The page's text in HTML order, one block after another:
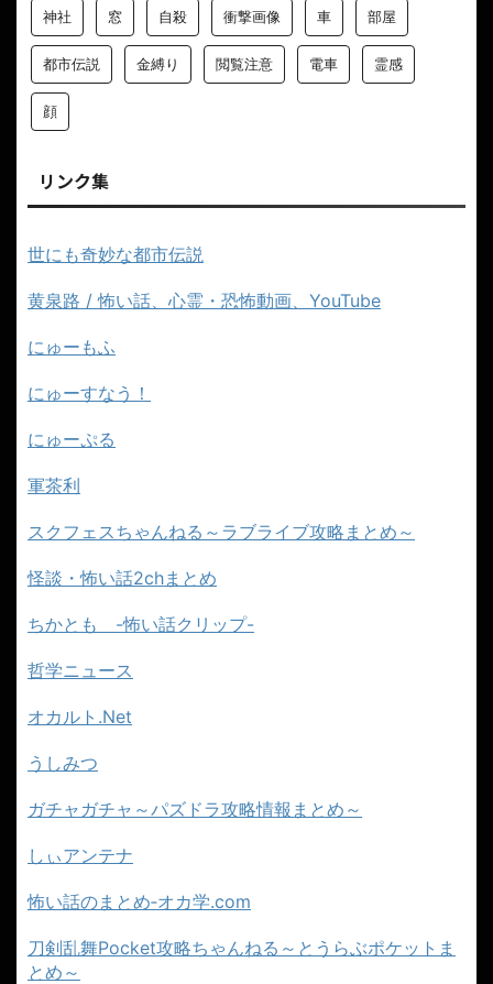
神社 窓 自殺 衝撃画像 車 部屋
都市伝説 金縛り 閲覧注意 電車 霊感
顔
リンク集
世にも奇妙な都市伝説
黄泉路 / 怖い話、心霊・恐怖動画、YouTube
にゅーもふ
にゅーすなう！
にゅーぷる
軍茶利
スクフェスちゃんねる～ラブライブ攻略まとめ～
怪談・怖い話2chまとめ
ちかとも -怖い話クリップ-
哲学ニュース
オカルト.Net
うしみつ
ガチャガチャ～パズドラ攻略情報まとめ～
しぃアンテナ
怖い話のまとめ‐オカ学.com
刀剣乱舞Pocket攻略ちゃんねる～とうらぶポケットま
とめ～